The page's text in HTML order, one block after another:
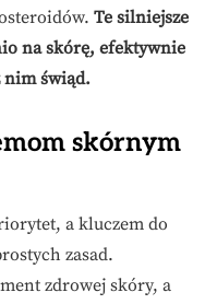
Te silniejsze
na skórę, efektywnie
nim świąd.
skórnym
a kluczem do
zasad.
zdrowej skóry, a